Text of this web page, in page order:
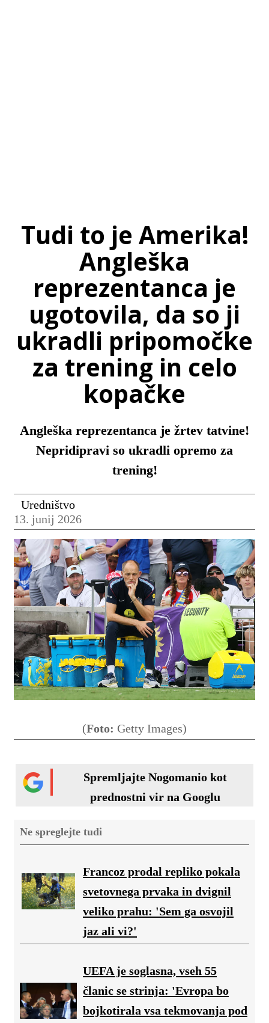
Tudi to je Amerika!
Angleška
reprezentanca je
ugotovila, da so ji
ukradli pripomočke
za trening in celo
kopačke
Angleška reprezentanca je žrtev tatvine!
Nepridipravi so ukradli opremo za
trening!
Uredništvo
13. junij 2026
(Foto: Getty Images)
Spremljajte Nogomanio kot
prednostni vir na Googlu
Ne spreglejte tudi
Francoz prodal repliko pokala
svetovnega prvaka in dvignil
veliko prahu: 'Sem ga osvojil
jaz ali vi?'
UEFA je soglasna, vseh 55
članic se strinja: 'Evropa bo
bojkotirala vsa tekmovanja pod